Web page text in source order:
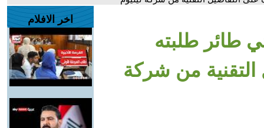
طائر طلبته
من شركة
اخر الافلام